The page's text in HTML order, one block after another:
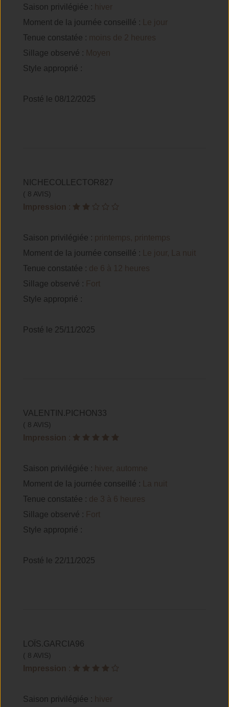
Saison privilégiée : hiver
Moment de la journée conseillé :
Le jour
Tenue constatée :
moins de 2 heures
Sillage observé : Moyen
Style approprié :
Posté le 08/12/2025
NICHECOLLECTOR827
( 8 AVIS)
Impression :
Saison privilégiée : printemps, printemps
Moment de la journée conseillé :
Le jour, La nuit
Tenue constatée : de 6 à 12 heures
Sillage observé : Fort
Style approprié :
Posté le 25/11/2025
VALENTIN.PICHON33
( 8 AVIS)
Impression :
Saison privilégiée : hiver, automne
Moment de la journée conseillé :
La nuit
Tenue constatée : de 3 à 6 heures
Sillage observé : Fort
Style approprié :
Posté le 22/11/2025
LOÏS.GARCIA96
( 8 AVIS)
Impression :
Saison privilégiée : hiver